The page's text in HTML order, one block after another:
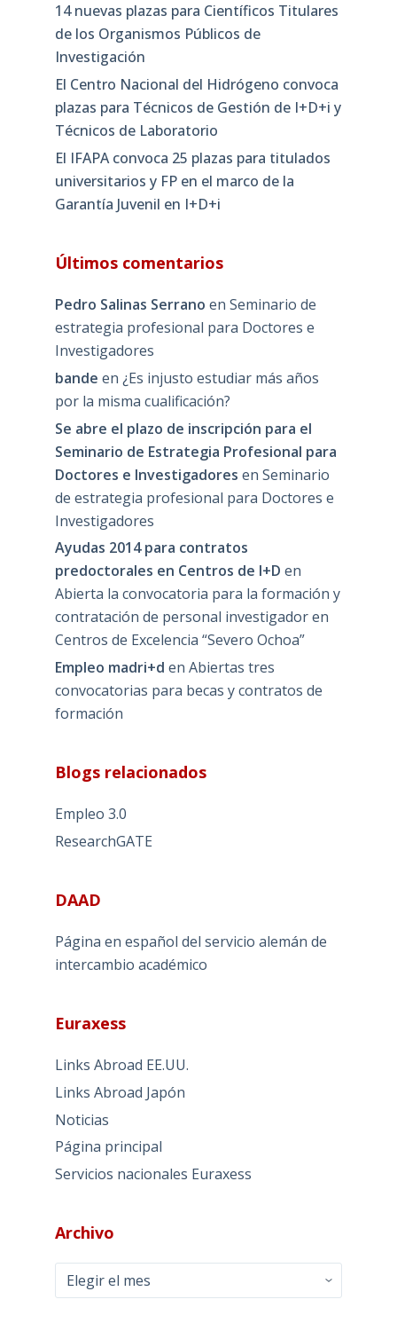
14 nuevas plazas para Científicos Titulares
de los Organismos Públicos de
Investigación
El Centro Nacional del Hidrógeno convoca
plazas para Técnicos de Gestión de I+D+i y
Técnicos de Laboratorio
El IFAPA convoca 25 plazas para titulados
universitarios y FP en el marco de la
Garantía Juvenil en I+D+i
Últimos comentarios
Pedro Salinas Serrano en Seminario de
estrategia profesional para Doctores e
Investigadores
bande en ¿Es injusto estudiar más años
por la misma cualificación?
Se abre el plazo de inscripción para el
Seminario de Estrategia Profesional para
Doctores e Investigadores en Seminario
de estrategia profesional para Doctores e
Investigadores
Ayudas 2014 para contratos
predoctorales en Centros de I+D en
Abierta la convocatoria para la formación y
contratación de personal investigador en
Centros de Excelencia “Severo Ochoa”
Empleo madri+d en Abiertas tres
convocatorias para becas y contratos de
formación
Blogs relacionados
Empleo 3.0
ResearchGATE
DAAD
Página en español del servicio alemán de
intercambio académico
Euraxess
Links Abroad EE.UU.
Links Abroad Japón
Noticias
Página principal
Servicios nacionales Euraxess
Archivo
Archivo